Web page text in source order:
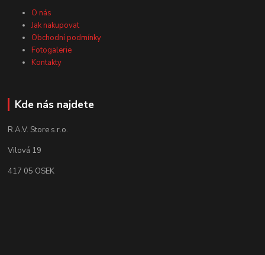
O nás
Jak nakupovat
Obchodní podmínky
Fotogalerie
Kontakty
Kde nás najdete
R.A.V. Store s.r.o.
Vilová 19
417 05 OSEK